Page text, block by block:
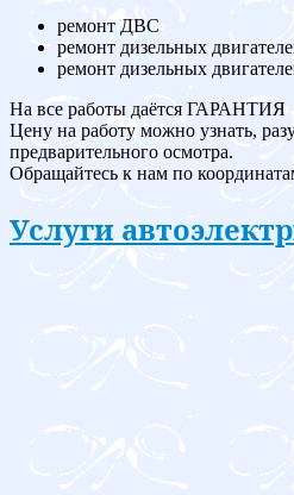
ремонт ДВС
ремонт дизельных
ремонт дизельных
На все работы даётся ГАРАНТИЯ
Цену на работу можно узнать,
предварительного осмотра.
Обращайтесь к нам по
Услуги